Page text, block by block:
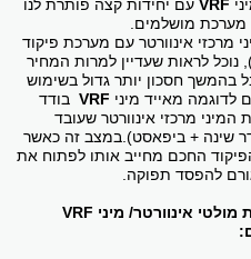
VRF עם יחידות קצה פותרת לנו
מערכת מושלמים.
מרכזי אינוורטר עם מערכת פיקוד
נוכל לראות שעדיין למרות המחיר
בהמשך חסכון יותר גדול בשימוש
מאייד מיני VRF בודד
מרכזי אינוורטר שעובד
בלבד( חדר שינה + ביפאסט).במצב זה כאשר
החכם מחייב אותו לפתוח את
להפסד תפוקה.
חמישה יתרונות בולטים של מערכת מולטי אינוורטר/ מיני VRF